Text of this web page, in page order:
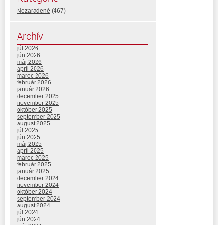
Nezaradené (467)
Archív
júl 2026
jún 2026
máj 2026
apríl 2026
marec 2026
február 2026
január 2026
december 2025
november 2025
október 2025
september 2025
august 2025
júl 2025
jún 2025
máj 2025
apríl 2025
marec 2025
február 2025
január 2025
december 2024
november 2024
október 2024
september 2024
august 2024
júl 2024
jún 2024